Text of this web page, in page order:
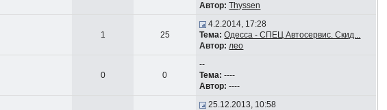
Автор: Thyssen
1 25
4.2.2014, 17:28
Тема: Одесса - СПЕЦ Автосервис. Скид...
Автор: лео
0 0
--
Тема: ----
Автор: ----
25.12.2013, 10:58